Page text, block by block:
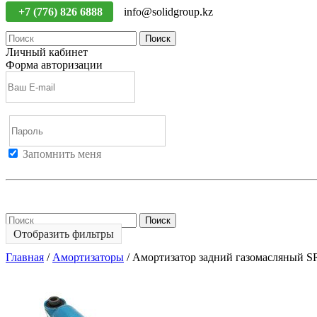
+7 (776) 826 6888 info@solidgroup.kz
Поиск
Личный кабинет
Форма авторизации
Запомнить меня
Поиск
Отобразить фильтры
Главная / Амортизаторы / Амортизатор задний газомасляный